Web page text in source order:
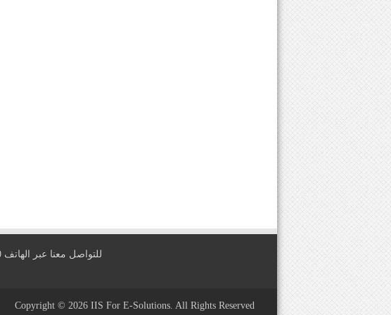
للتواصل معنا عبر الهاتف 0096170950660 او عبر البريد الالكتروني
Copyright © 2026 IIS For E-Solutions. All Rights Reserved